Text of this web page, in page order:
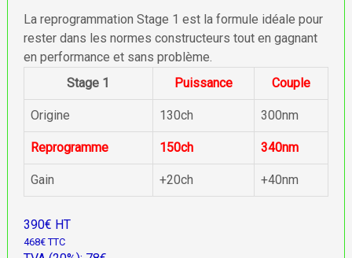
La reprogrammation Stage 1 est la formule idéale pour
rester dans les normes constructeurs tout en gagnant
en performance et sans problème.
Stage 1
Puissance Couple
Origine 130ch 300nm
Reprogramme 150ch 340nm
Gain +20ch +40nm
390€ HT
468€ TTC